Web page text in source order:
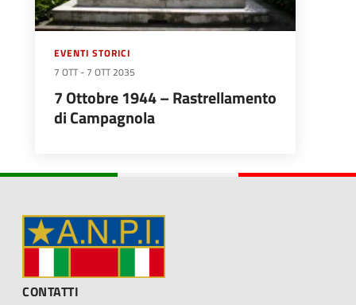
EVENTI STORICI
7 OTT - 7 OTT 2035
7 Ottobre 1944 – Rastrellamento
di Campagnola
CONTATTI